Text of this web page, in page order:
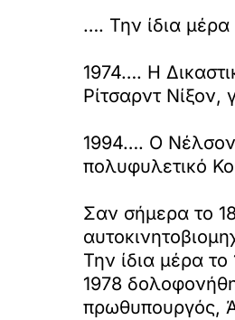
…. Την ίδια μέρα
1974…. Η
Ρίτσαρντ Νίξον,
1994…. Ο
πολυφυλετικό
Σαν σήμερα το
Την ίδια μέρα
1978
πρωθυπουργός,